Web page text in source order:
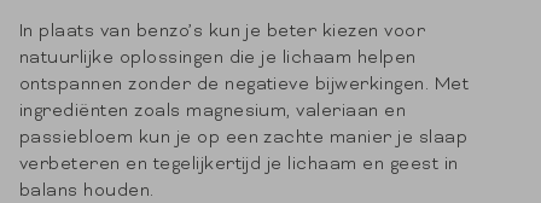
In plaats van benzo’s kun je beter kiezen voor
natuurlijke oplossingen die je lichaam helpen
ontspannen zonder de negatieve bijwerkingen. Met
ingrediënten zoals magnesium, valeriaan en
passiebloem kun je op een zachte manier je slaap
verbeteren en tegelijkertijd je lichaam en geest in
balans houden.